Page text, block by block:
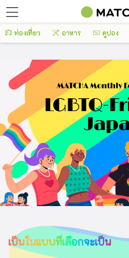
ท่องเที่ยว อาหาร คูปอง
เป็นในแบบที่เลือกจะเป็น